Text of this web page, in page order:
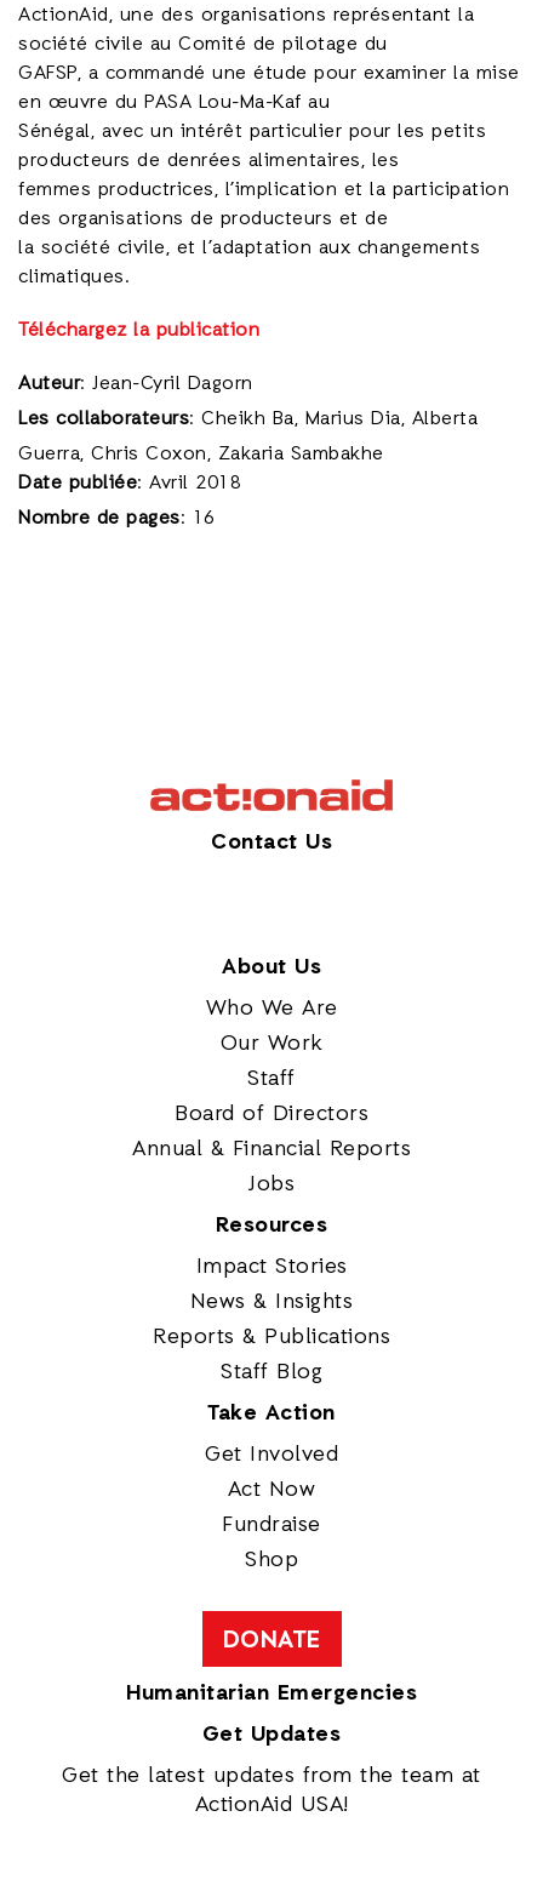
ActionAid, une des organisations représentant la
société civile au Comité de pilotage du
GAFSP, a commandé une étude pour examiner la mise
en œuvre du PASA Lou-Ma-Kaf au
Sénégal, avec un intérêt particulier pour les petits
producteurs de denrées alimentaires, les
femmes productrices, l’implication et la participation
des organisations de producteurs et de
la société civile, et l’adaptation aux changements
climatiques.
Téléchargez la publication
Auteur: Jean-Cyril Dagorn
Les collaborateurs: Cheikh Ba, Marius Dia, Alberta
Guerra, Chris Coxon, Zakaria Sambakhe
Date publiée: Avril 2018
Nombre de pages: 16
Contact Us
About Us
Who We Are
Our Work
Staff
Board of Directors
Annual & Financial Reports
Jobs
Resources
Impact Stories
News & Insights
Reports & Publications
Staff Blog
Take Action
Get Involved
Act Now
Fundraise
Shop
DONATE
Humanitarian Emergencies
Get Updates
Get the latest updates from the team at
ActionAid USA!